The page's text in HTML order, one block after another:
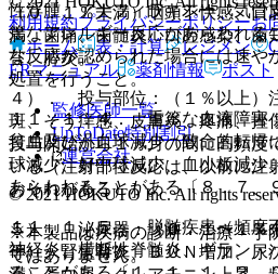
（０．１％未満）咽頭不快感、口
満、歯痛、歯髄炎、口腔感染、歯
苔、膵炎。
４）． 投与部位：（１％以上）
斑、そう痒感、皮膚炎、疼痛、挫
投与開始から１ヵ月の間に高頻度
いる（注射部位反応は、以前に注
おそれがある）］。
５）． 泌尿器：（０．１〜１％
等）、腎盂腎炎、ＢＵＮ増加、尿
性浮腫、アナフィラキシー、気管
篤なアレルギー反応があらわれる
な反応が認められた場合には速や
処置を行うこと。
１１．１．４． 重篤な血液障害
貧血及び汎血球減少（致命的転帰
球減少、好中球減少、血小板減少
あらわれることがある〔８．７、
１１．１．５． 脱髄疾患（頻度
神経炎、横断性脊髄炎、ギラン・
利用規約プライバシーポリシーお
ホーム
表・計算 レジメン
ERマニュアル
薬剤情報 ポスト
監修医師一覧
UpToDate特別割引
運営会社
© 2021 HOKUTO Inc. All rights
※本製品は疾病の診断・治療・予
ではありません。